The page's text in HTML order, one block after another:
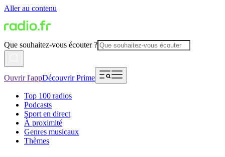
Aller au contenu
Que souhaitez-vous écouter ?
Ouvrir l'appDécouvrir Prime
Top 100 radios
Podcasts
Sport en direct
À proximité
Genres musicaux
Thèmes